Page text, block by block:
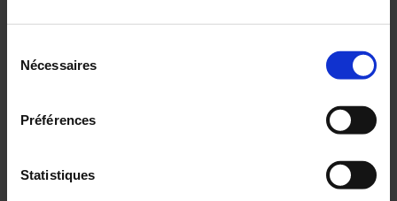
Nécessaires
Préférences
Statistiques